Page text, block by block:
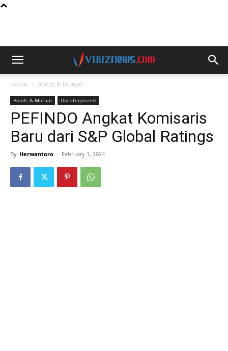
Home Bonds & Mutual
Bonds & Mutual Uncategorized
PEFINDO Angkat Komisaris
Baru dari S&P Global Ratings
By Herwantoro - February 1, 2024